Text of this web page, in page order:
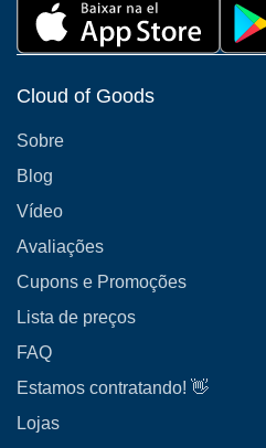
Cloud of Goods
Sobre
Blog
Vídeo
Avaliações
Cupons e Promoções
Lista de preços
FAQ
Estamos contratando! 👋
Lojas